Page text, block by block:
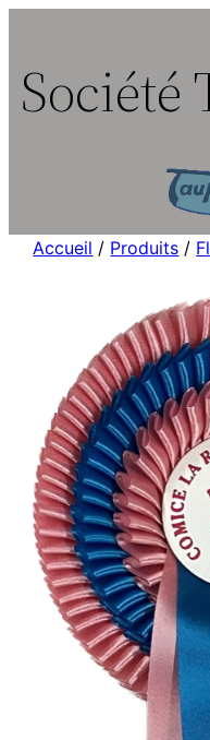
contenu
Société
Accueil / Produits /